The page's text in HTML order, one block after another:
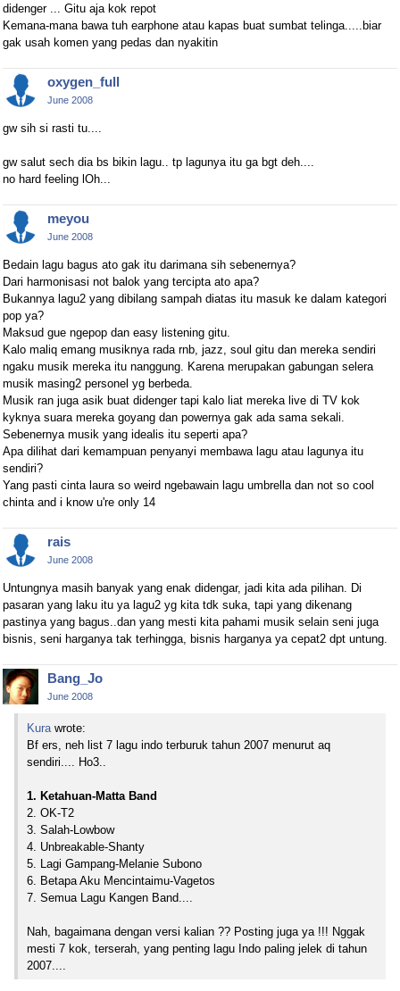
didenger ... Gitu aja kok repot
Kemana-mana bawa tuh earphone atau kapas buat sumbat telinga.....biar
gak usah komen yang pedas dan nyakitin
oxygen_full
June 2008
gw sih si rasti tu....
gw salut sech dia bs bikin lagu.. tp lagunya itu ga bgt deh....
no hard feeling lOh...
meyou
June 2008
Bedain lagu bagus ato gak itu darimana sih sebenernya?
Dari harmonisasi not balok yang tercipta ato apa?
Bukannya lagu2 yang dibilang sampah diatas itu masuk ke dalam kategori
pop ya?
Maksud gue ngepop dan easy listening gitu.
Kalo maliq emang musiknya rada rnb, jazz, soul gitu dan mereka sendiri
ngaku musik mereka itu nanggung. Karena merupakan gabungan selera
musik masing2 personel yg berbeda.
Musik ran juga asik buat didenger tapi kalo liat mereka live di TV kok
kyknya suara mereka goyang dan powernya gak ada sama sekali.
Sebenernya musik yang idealis itu seperti apa?
Apa dilihat dari kemampuan penyanyi membawa lagu atau lagunya itu
sendiri?
Yang pasti cinta laura so weird ngebawain lagu umbrella dan not so cool
chinta and i know u're only 14
rais
June 2008
Untungnya masih banyak yang enak didengar, jadi kita ada pilihan. Di
pasaran yang laku itu ya lagu2 yg kita tdk suka, tapi yang dikenang
pastinya yang bagus..dan yang mesti kita pahami musik selain seni juga
bisnis, seni harganya tak terhingga, bisnis harganya ya cepat2 dpt untung.
Bang_Jo
June 2008
Kura wrote:
Bf ers, neh list 7 lagu indo terburuk tahun 2007 menurut aq
sendiri.... Ho3..
1. Ketahuan-Matta Band
2. OK-T2
3. Salah-Lowbow
4. Unbreakable-Shanty
5. Lagi Gampang-Melanie Subono
6. Betapa Aku Mencintaimu-Vagetos
7. Semua Lagu Kangen Band....
Nah, bagaimana dengan versi kalian ?? Posting juga ya !!! Nggak
mesti 7 kok, terserah, yang penting lagu Indo paling jelek di tahun
2007....